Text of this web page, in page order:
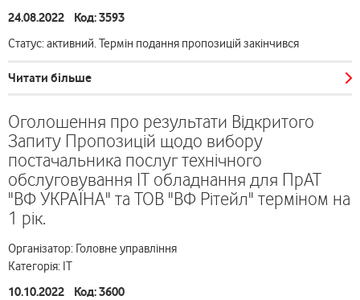
24.08.2022 Код: 3593
Статус: активний. Термін подання пропозицій закінчився
Читати більше
Оголошення про результати Відкритого
Запиту Пропозицій щодо вибору
постачальника послуг технічного
обслуговування ІТ обладнання для ПрАТ
"ВФ УКРАЇНА" та ТОВ "ВФ Рітейл" терміном на
1 рік.
Організатор: Головне управління
Категорія: ІТ
10.10.2022 Код: 3600